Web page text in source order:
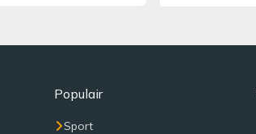
Populair
Sport